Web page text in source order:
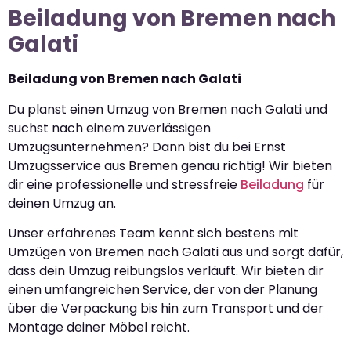
Beiladung von Bremen nach
Galati
Beiladung von Bremen nach Galati
Du planst einen Umzug von Bremen nach Galati und
suchst nach einem zuverlässigen
Umzugsunternehmen? Dann bist du bei Ernst
Umzugsservice aus Bremen genau richtig! Wir bieten
dir eine professionelle und stressfreie Beiladung für
deinen Umzug an.
Unser erfahrenes Team kennt sich bestens mit
Umzügen von Bremen nach Galati aus und sorgt dafür,
dass dein Umzug reibungslos verläuft. Wir bieten dir
einen umfangreichen Service, der von der Planung
über die Verpackung bis hin zum Transport und der
Montage deiner Möbel reicht.